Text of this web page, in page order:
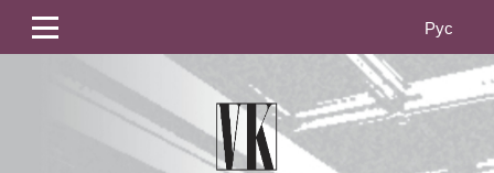
Рус